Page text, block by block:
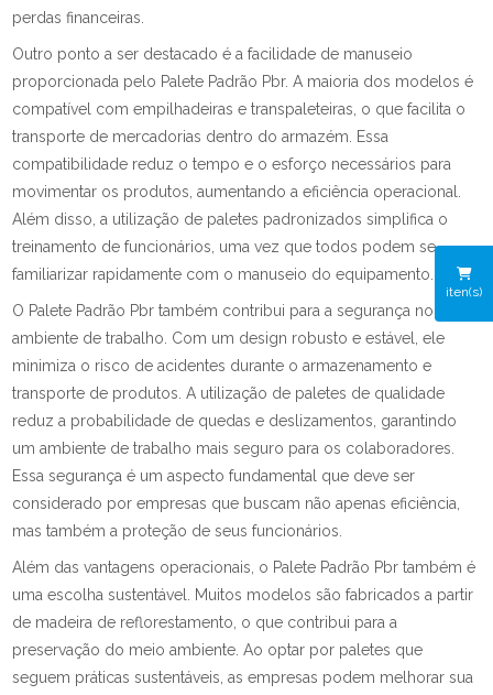
iten(s)
perdas financeiras.
Outro ponto a ser destacado é a facilidade de manuseio
proporcionada pelo Palete Padrão Pbr. A maioria dos modelos é
compatível com empilhadeiras e transpaleteiras, o que facilita o
transporte de mercadorias dentro do armazém. Essa
compatibilidade reduz o tempo e o esforço necessários para
movimentar os produtos, aumentando a eficiência operacional.
Além disso, a utilização de paletes padronizados simplifica o
treinamento de funcionários, uma vez que todos podem se
familiarizar rapidamente com o manuseio do equipamento.
O Palete Padrão Pbr também contribui para a segurança no
ambiente de trabalho. Com um design robusto e estável, ele
minimiza o risco de acidentes durante o armazenamento e
transporte de produtos. A utilização de paletes de qualidade
reduz a probabilidade de quedas e deslizamentos, garantindo
um ambiente de trabalho mais seguro para os colaboradores.
Essa segurança é um aspecto fundamental que deve ser
considerado por empresas que buscam não apenas eficiência,
mas também a proteção de seus funcionários.
Além das vantagens operacionais, o Palete Padrão Pbr também é
uma escolha sustentável. Muitos modelos são fabricados a partir
de madeira de reflorestamento, o que contribui para a
preservação do meio ambiente. Ao optar por paletes que
seguem práticas sustentáveis, as empresas podem melhorar sua